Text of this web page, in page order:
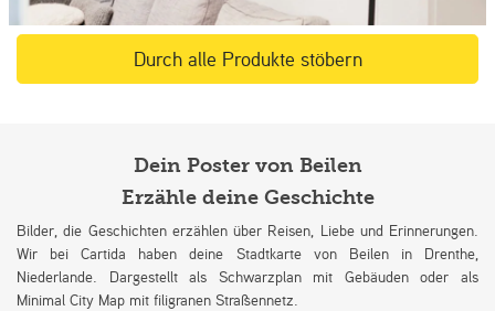
Durch alle Produkte stöbern
Dein Poster von Beilen
Erzähle deine Geschichte
Bilder, die Geschichten erzählen über Reisen, Liebe und Erinnerungen.
Wir bei Cartida haben deine Stadtkarte von Beilen in Drenthe,
Niederlande. Dargestellt als Schwarzplan mit Gebäuden oder als
Minimal City Map mit filigranen Straßennetz.